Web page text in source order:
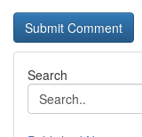
Search